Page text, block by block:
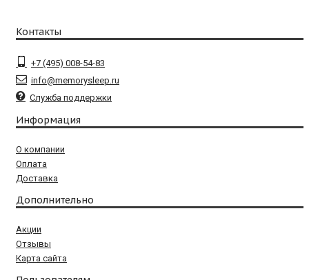
Контакты
+7 (495) 008-54-83
info@memorysleep.ru
Служба поддержки
Информация
О компании
Оплата
Доставка
Дополнительно
Акции
Отзывы
Карта сайта